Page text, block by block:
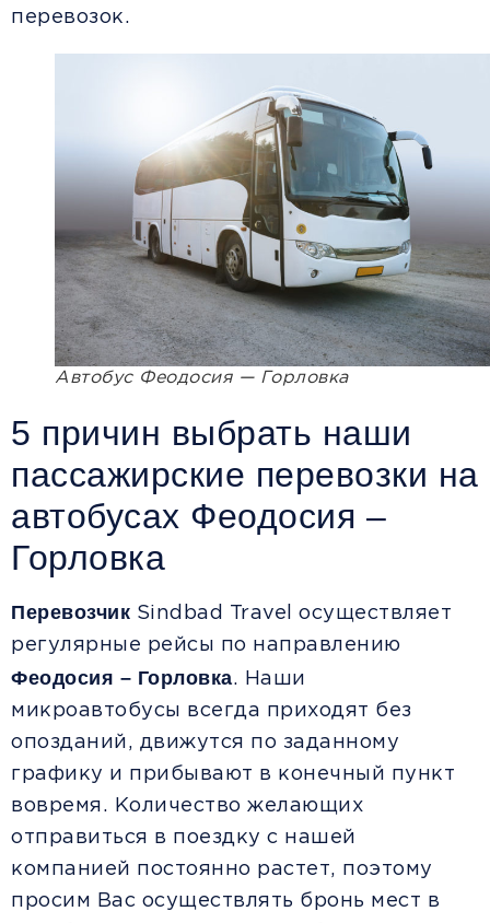
перевозок.
Автобус Феодосия — Горловка
5 причин выбрать наши
пассажирские перевозки на
автобусах Феодосия –
Горловка
Перевозчик Sindbad Travel осуществляет
регулярные рейсы по направлению
Феодосия – Горловка. Наши
микроавтобусы всегда приходят без
опозданий, движутся по заданному
графику и прибывают в конечный пункт
вовремя. Количество желающих
отправиться в поездку с нашей
компанией постоянно растет, поэтому
просим Вас осуществлять бронь мест в